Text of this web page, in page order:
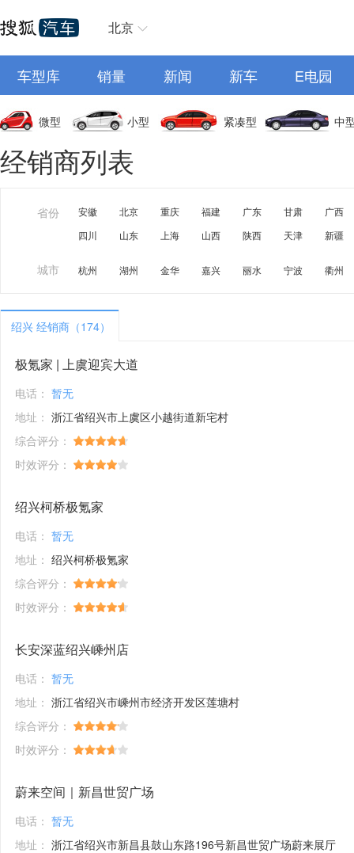
北京
车型库 销量 新闻 新车 E电园
微型 小型 紧凑型 中
经销商列表
省份 安徽 北京 重庆 福建 广东 甘肃
广西
四川
山东 上海 山西 陕西 天津 新疆
城市 杭州 湖州 金华 嘉兴 丽水 宁波 衢州
绍兴 经销商（174）
极氪家 | 上虞迎宾大道
电话： 暂无
地址： 浙江省绍兴市上虞区小越街道新宅村
综合评分：
时效评分：
绍兴柯桥极氪家
电话： 暂无
地址： 绍兴柯桥极氪家
综合评分：
时效评分：
长安深蓝绍兴嵊州店
电话： 暂无
地址： 浙江省绍兴市嵊州市经济开发区莲塘村
综合评分：
时效评分：
蔚来空间｜新昌世贸广场
电话： 暂无
地址： 浙江省绍兴市新昌县鼓山东路196号新昌世贸广场蔚来展厅